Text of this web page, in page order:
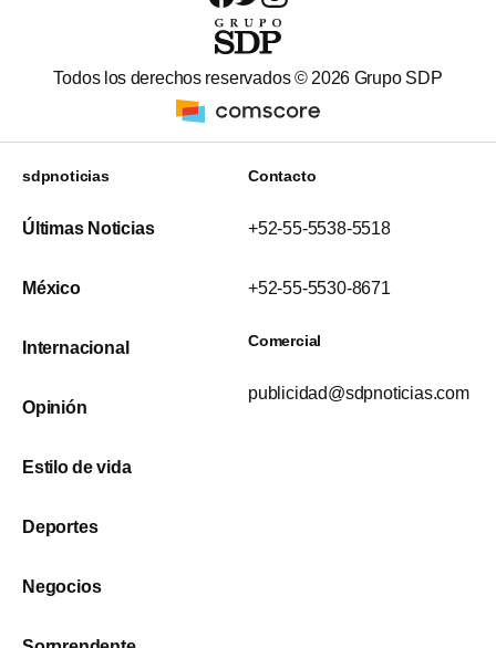
Todos los derechos reservados © 2026 Grupo SDP
sdpnoticias
Últimas Noticias
México
Internacional
Opinión
Estilo de vida
Deportes
Negocios
Contacto
+52-55-5538-5518
+52-55-5530-8671
Comercial
publicidad@sdpnoticias.com